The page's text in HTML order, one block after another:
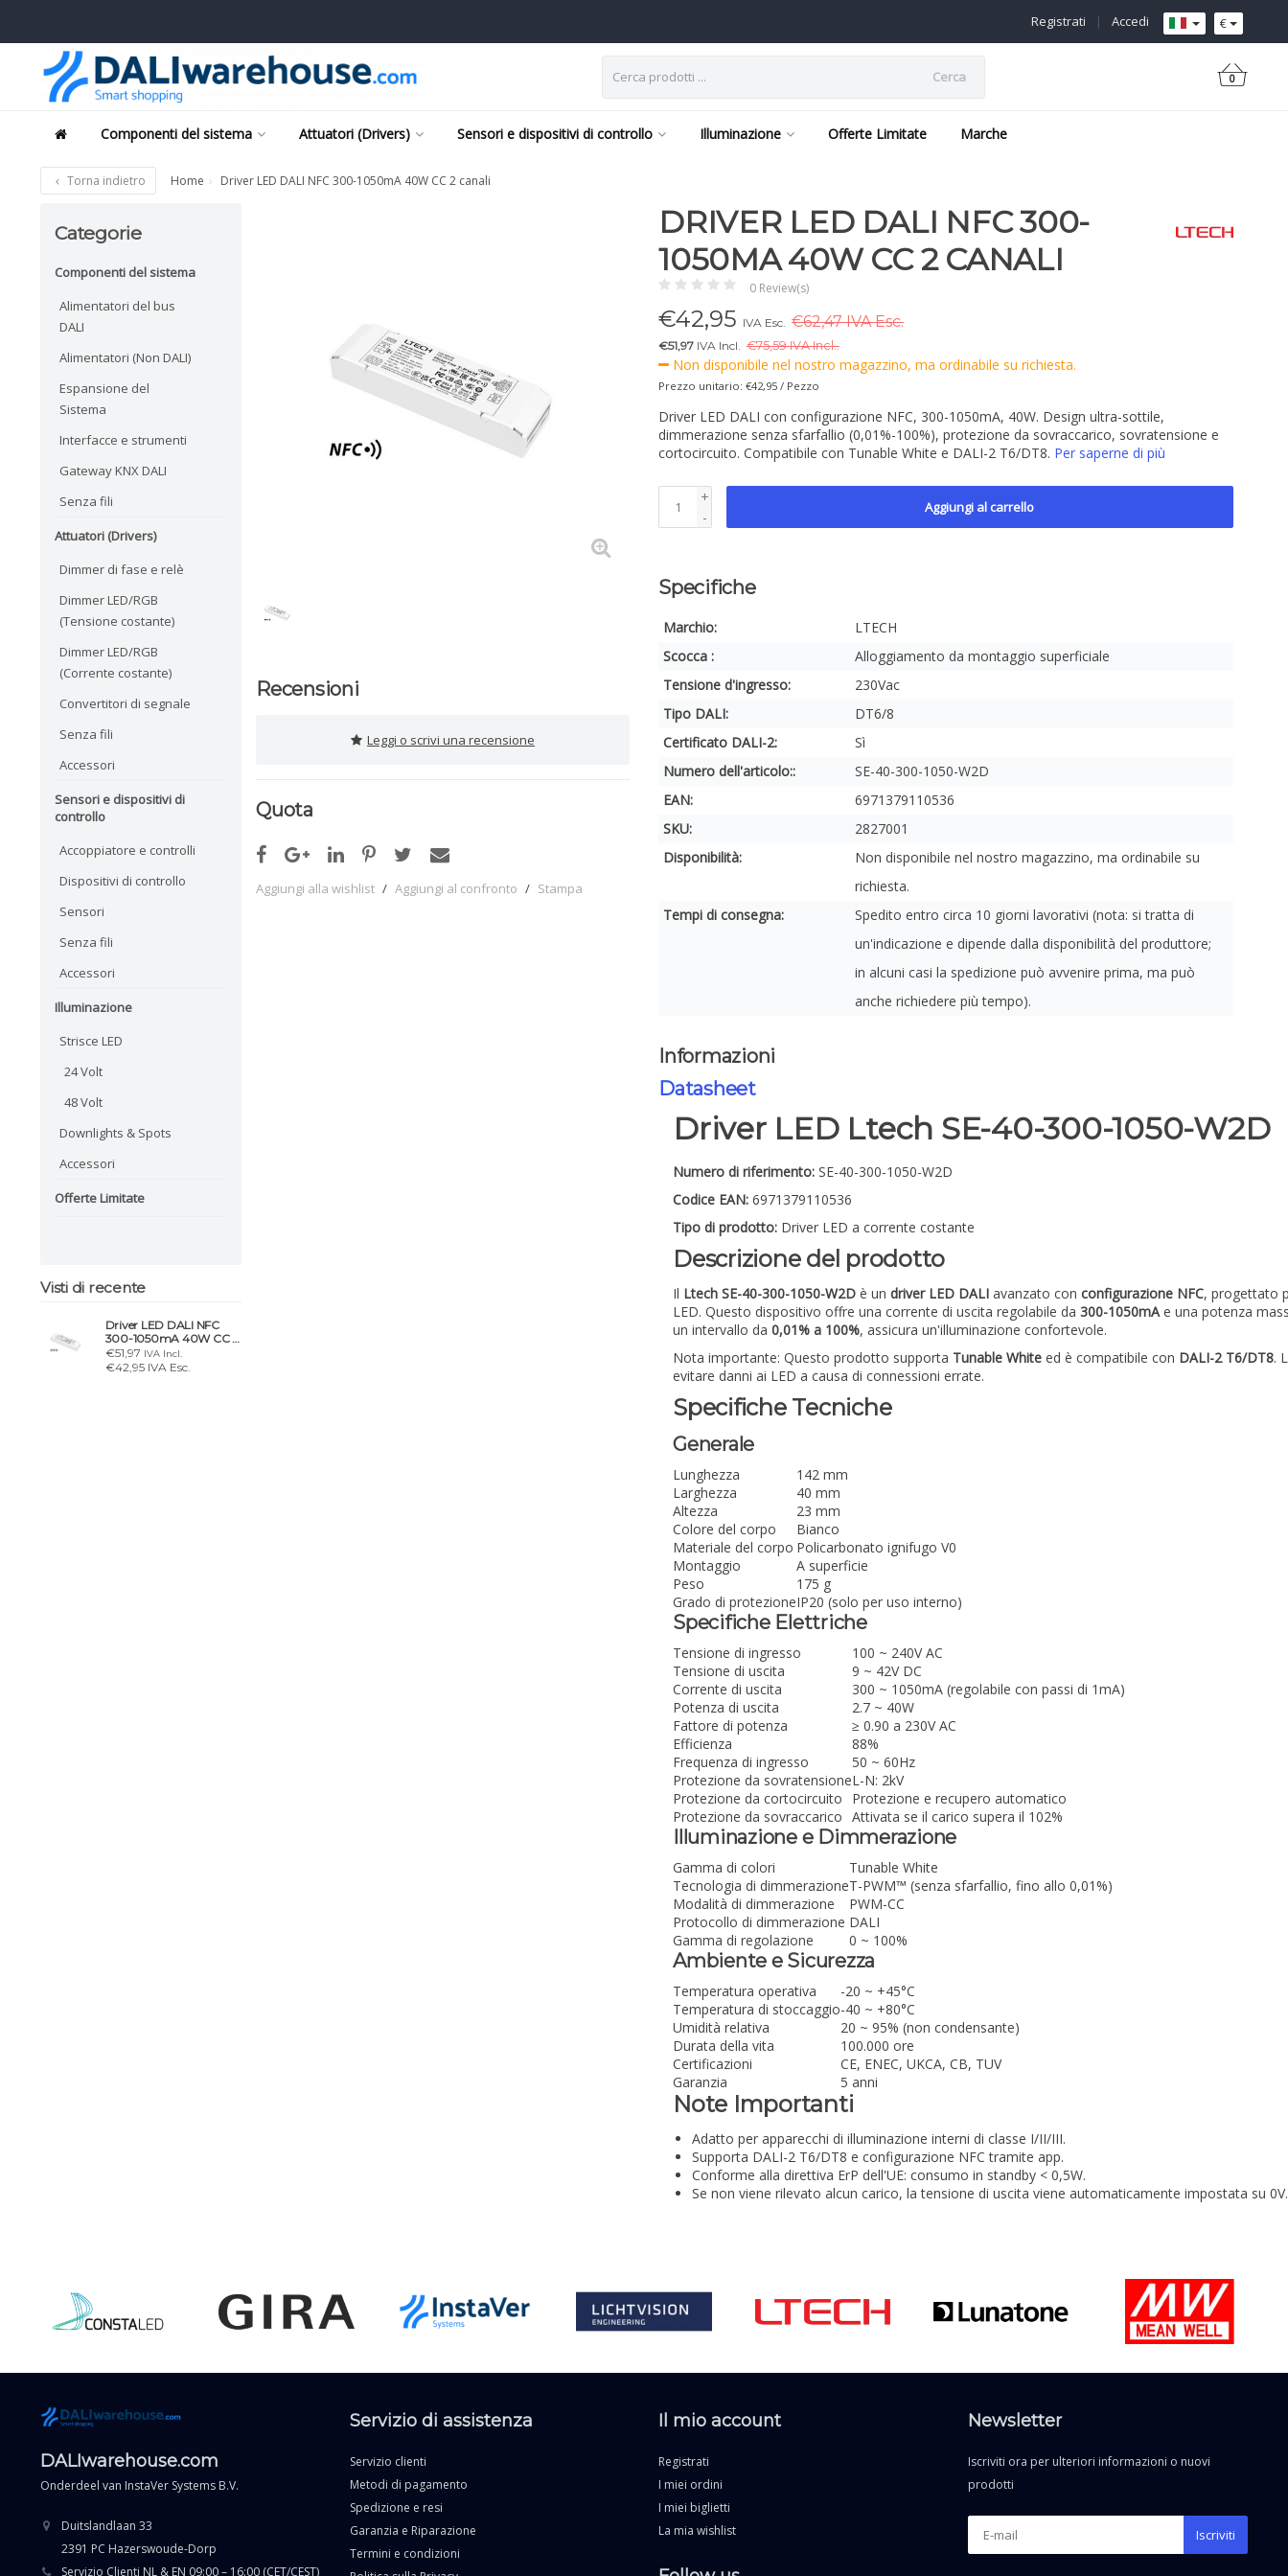
€
Accedi
|
Registrati
Cerca 0
Componenti del sistema Attuatori (Drivers) Sensori e dispositivi di controllo Illuminazione Offerte Limitate Marche
Torna indietro Home Driver LED DALI NFC 300-1050mA 40W CC 2 canali
Categorie
Componenti del sistema
Alimentatori del bus
DALI
Alimentatori (Non DALI)
Espansione del
Sistema
Interfacce e strumenti
Gateway KNX DALI
Senza fili
Attuatori (Drivers)
Dimmer di fase e relè
Dimmer LED/RGB
(Tensione costante)
Dimmer LED/RGB
(Corrente costante)
Convertitori di segnale
Senza fili
Accessori
Sensori e dispositivi di
controllo
Accoppiatore e controlli
Dispositivi di controllo
Sensori
Senza fili
Accessori
Illuminazione
Strisce LED
24 Volt
48 Volt
Downlights & Spots
Accessori
Offerte Limitate
Visti di recente
Driver LED DALI NFC
300-1050mA 40W CC 2
canali
€51,97 IVA Incl.
€42,95 IVA Esc.
Recensioni
Leggi o scrivi una recensione
Quota
Aggiungi alla wishlist / Aggiungi al confronto / Stampa
DRIVER LED DALI NFC 300-
1050MA 40W CC 2 CANALI
0 Review(s)
€42,95 IVA Esc. €62,47 IVA Esc.
€51,97 IVA Incl. €75,59 IVA Incl..
Non disponibile nel nostro magazzino, ma ordinabile su richiesta.
Prezzo unitario: €42,95 / Pezzo
Driver LED DALI con configurazione NFC, 300-1050mA, 40W. Design ultra-sottile,
dimmerazione senza sfarfallio (0,01%-100%), protezione da sovraccarico, sovratensione e
cortocircuito. Compatibile con Tunable White e DALI-2 T6/DT8. Per saperne di più
+
-
Aggiungi al carrello
Specifiche
Marchio:
LTECH
Scocca :
Alloggiamento da montaggio superficiale
Tensione d'ingresso:
230Vac
Tipo DALI:
DT6/8
Certificato DALI-2:
Sì
Numero dell'articolo::
SE-40-300-1050-W2D
EAN:
6971379110536
SKU:
2827001
Disponibilità:
Non disponibile nel nostro magazzino, ma ordinabile su
richiesta.
Tempi di consegna:
Spedito entro circa 10 giorni lavorativi (nota: si tratta di
un'indicazione e dipende dalla disponibilità del produttore;
in alcuni casi la spedizione può avvenire prima, ma può
anche richiedere più tempo).
Informazioni
Datasheet
Driver LED Ltech SE-40-300-1050-W2D
Numero di riferimento: SE-40-300-1050-W2D
Codice EAN: 6971379110536
Tipo di prodotto: Driver LED a corrente costante
Descrizione del prodotto
Il Ltech SE-40-300-1050-W2D è un driver LED DALI avanzato con configurazione NFC, progettato
LED. Questo dispositivo offre una corrente di uscita regolabile da 300-1050mAe una potenza
un intervallo da 0,01% a 100%, assicura un'illuminazione confortevole.
Nota importante: Questo prodotto supporta Tunable White ed è compatibile con DALI-2 T6/DT8.
evitare danni ai LED a causa di connessioni errate.
Specifiche Tecniche
Generale
Lunghezza
142 mm
Larghezza
40 mm
Altezza
23 mm
Colore del corpo
Bianco
Materiale del corpo Policarbonato ignifugo V0
Montaggio
A superficie
Peso
175 g
Grado di protezioneIP20 (solo per uso interno)
Specifiche Elettriche
Tensione di ingresso
100 ~ 240V AC
Tensione di uscita
9 ~ 42V DC
Corrente di uscita
300 ~ 1050mA (regolabile con passi di 1mA)
Potenza di uscita
2.7 ~ 40W
Fattore di potenza
≥ 0.90 a 230V AC
Efficienza
88%
Frequenza di ingresso
50 ~ 60Hz
Protezione da sovratensioneL-N: 2kV
Protezione da cortocircuito
Protezione e recupero automatico
Protezione da sovraccarico Attivata se il carico supera il 102%
Illuminazione e Dimmerazione
Gamma di colori
Tunable White
Tecnologia di dimmerazioneT-PWM™ (senza sfarfallio, fino allo 0,01%)
Modalità di dimmerazione
PWM-CC
Protocollo di dimmerazione DALI
Gamma di regolazione
0 ~ 100%
Ambiente e Sicurezza
Temperatura operativa
-20 ~ +45°C
Temperatura di stoccaggio-40 ~ +80°C
Umidità relativa
20 ~ 95% (non condensante)
Durata della vita
100.000 ore
Certificazioni
CE, ENEC, UKCA, CB, TUV
Garanzia
5 anni
Note Importanti
Adatto per apparecchi di illuminazione interni di classe I/II/III.
Supporta DALI-2 T6/DT8 e configurazione NFC tramite app.
Conforme alla direttiva ErP dell'UE: consumo in standby < 0,5W.
Se non viene rilevato alcun carico, la tensione di uscita viene automaticamente impostata su 0V.
DALIwarehouse.com
Onderdeel van InstaVer Systems B.V.
Duitslandlaan 33
2391 PC Hazerswoude-Dorp
Servizio Clienti NL & EN 09:00 – 16:00 (CET/CEST)
Servizio di assistenza
Servizio clienti
Metodi di pagamento
Spedizione e resi
Garanzia e Riparazione
Termini e condizioni
Il mio account
Registrati
I miei ordini
I miei biglietti
La mia wishlist
Newsletter
Iscriviti ora per ulteriori informazioni o nuovi
prodotti
Iscriviti